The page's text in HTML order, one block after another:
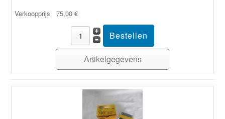
Verkoopprijs 75,00 €
Artikelgegevens